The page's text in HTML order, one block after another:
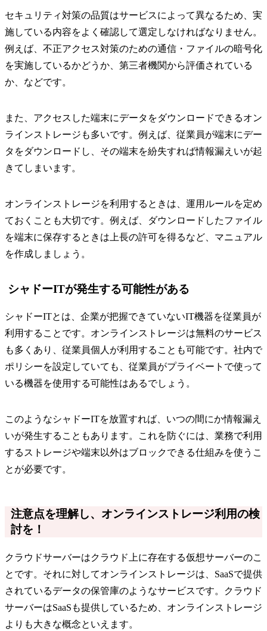
セキュリティ対策の品質はサービスによって異なるため、実
施している内容をよく確認して選定しなければなりません。
例えば、不正アクセス対策のための通信・ファイルの暗号化
を実施しているかどうか、第三者機関から評価されている
か、などです。
また、アクセスした端末にデータをダウンロードできるオン
ラインストレージも多いです。例えば、従業員が端末にデー
タをダウンロードし、その端末を紛失すれば情報漏えいが起
きてしまいます。
オンラインストレージを利用するときは、運用ルールを定め
ておくことも大切です。例えば、ダウンロードしたファイル
を端末に保存するときは上長の許可を得るなど、マニュアル
を作成しましょう。
シャドーITが発生する可能性がある
シャドーITとは、企業が把握できていないIT機器を従業員が
利用することです。オンラインストレージは無料のサービス
も多くあり、従業員個人が利用することも可能です。社内で
ポリシーを設定していても、従業員がプライベートで使って
いる機器を使用する可能性はあるでしょう。
このようなシャドーITを放置すれば、いつの間にか情報漏え
いが発生することもあります。これを防ぐには、業務で利用
するストレージや端末以外はブロックできる仕組みを使うこ
とが必要です。
注意点を理解し、オンラインストレージ利用の検
討を！
クラウドサーバーはクラウド上に存在する仮想サーバーのこ
とです。それに対してオンラインストレージは、SaaSで提供
されているデータの保管庫のようなサービスです。クラウド
サーバーはSaaSも提供しているため、オンラインストレージ
よりも大きな概念といえます。